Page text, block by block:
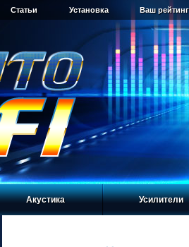
Статьи Установка Ваш
Акустика Усилители